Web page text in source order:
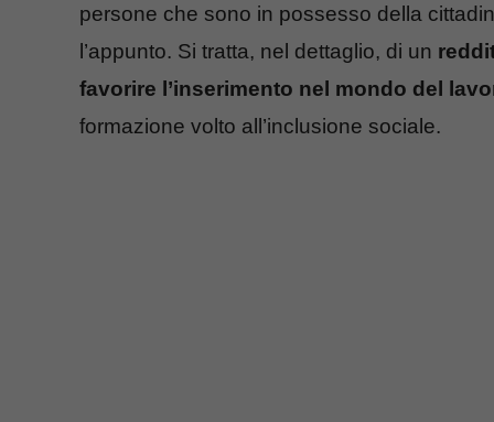
persone che sono in possesso della
l’appunto. Si tratta, nel dettaglio, di un
favorire l’inserimento nel mondo del
formazione volto all’inclusione sociale.